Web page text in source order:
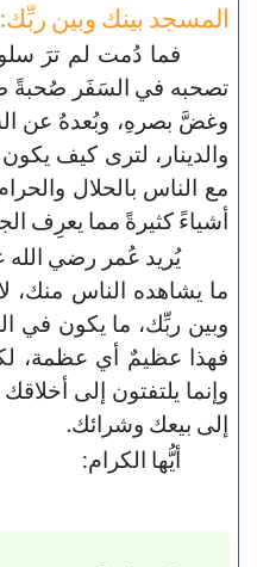
المسجد بينك وبين ربِّك:
فما دُمت لم ترَ
تصحبه في السَفَر صُحبةً
وغضَّ بصرهِ، وبُعدهُ عن
والدينار، لترى كيف
مع الناس بالحلال
أشياءً كثيرةً مما يعرِف
يُريد عُمر رضي الله
ما يشاهده الناس منك،
وبين ربِّك، ما يكون في
فهذا عظيمٌ أي عظمة،
وإنما يلتفتون إلى
إلى بيعك وشرائك.
أيُّها الكرام: